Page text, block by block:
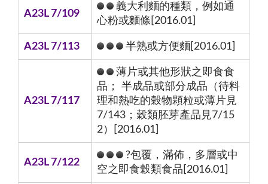
A23L 7/109
義大利麵的種類，例如通
心粉或麵條[2016.01]
A23L 7/113 半熟或方便麵[2016.01]
A23L 7/117
薄片或其他形狀之即食食
品； 半成品或部分成品（待料
理和熱吃的穀物顆粒或薄片見
7/143；穀類胚芽產品見7/15
2）[2016.01]
A23L 7/122
?包覆，滿佈，多層或中
空之即食榖類食品[2016.01]